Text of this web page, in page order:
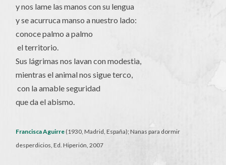
y nos lame las manos con su lengua
y se acurruca manso a nuestro lado:
conoce palmo a palmo
el territorio.
Sus lágrimas nos lavan con modestia,
mientras el animal nos sigue terco,
con la amable seguridad
que da el abismo.
Francisca Aguirre (1930, Madrid, España); Nanas para dormir
desperdicios, Ed. Hiperión, 2007